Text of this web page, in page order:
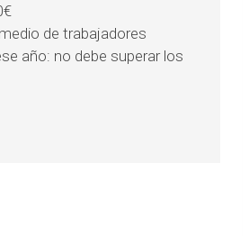
de trabajadores
año: no debe superar los